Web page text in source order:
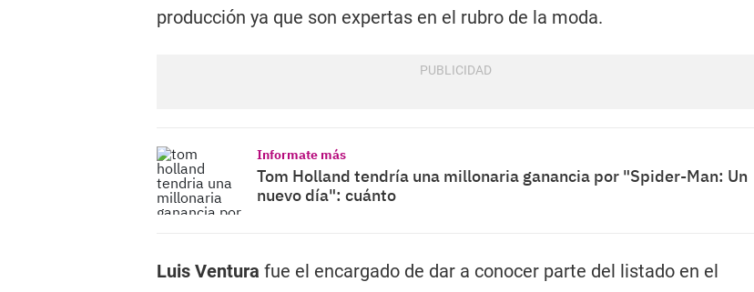
producción ya que son expertas en el rubro de la moda.
Informate más
Tom Holland tendría una millonaria ganancia por "Spider-Man: Un
nuevo día": cuánto
Luis Ventura fue el encargado de dar a conocer parte del listado en el